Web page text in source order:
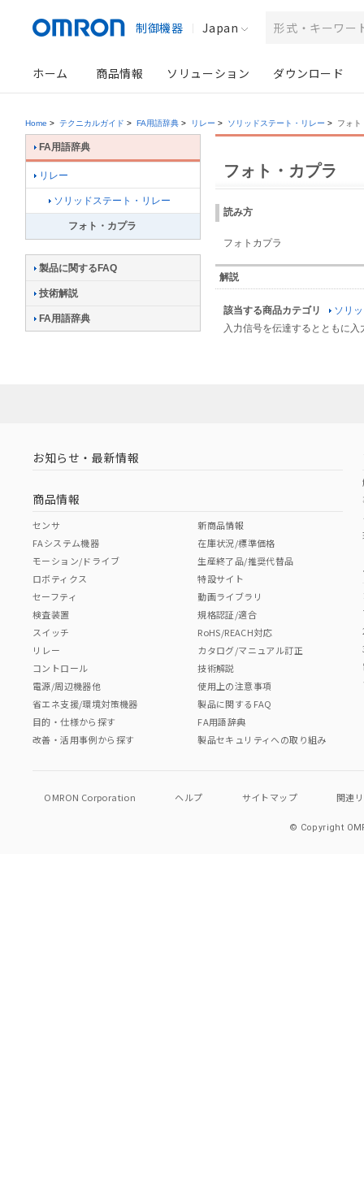
制御機器 Japan
ホーム 商品情報 ソリューション ダウンロード
Home > テクニカルガイド > FA用語辞典 > リレー > ソリッドステート・リレー > フォト
フォト・カプラ
読み方
フォトカプラ
解説
該当する商品カテゴリ
ソリ
入力信号を伝達するとともに
FA用語辞典
リレー
ソリッドステート・リレー
フォト・カプラ
製品に関するFAQ
技術解説
FA用語辞典
お知らせ・最新情報
商品情報
センサ
FAシステム機器
モーション/ドライブ
ロボティクス
セーフティ
検査装置
スイッチ
リレー
コントロール
電源/周辺機器他
省エネ支援/環境対策機器
目的・仕様から探す
改善・活用事例から探す
新商品情報
在庫状況/標準価格
生産終了品/推奨代替品
特設サイト
動画ライブラリ
規格認証/適合
RoHS/REACH対応
カタログ/マニュアル訂正
技術解説
使用上の注意事項
製品に関するFAQ
FA用語辞典
製品セキュリティへの取り組み
OMRON Corporation ヘルプ サイトマップ 関連
© Copyright